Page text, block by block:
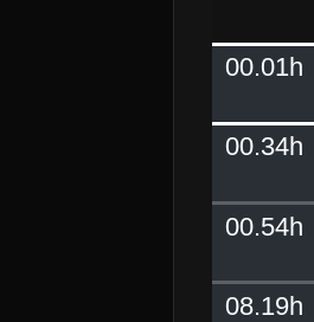
00.01h
00.34h
00.54h
08.19h